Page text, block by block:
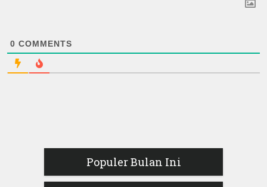
0 COMMENTS
Populer Bulan Ini